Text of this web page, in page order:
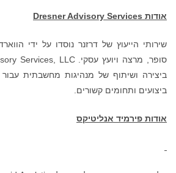
אודות Dresner Advisory Services
שירותי הייעוץ של דרזנר נוסדו על ידי
ביצועים ותחומים קשורים.
אודות פירמיד אנליטיקס